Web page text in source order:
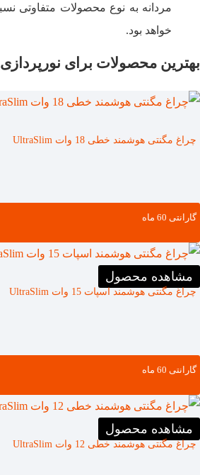
مردانه به نوع محصولات متفاوتی
خواهد بود.
بهترین محصولات برای
چراغ مگنتی هوشمند خطی 18 وات UltraSlim
مشاهده محصول
گارانتی ‌60 ماه
چراغ مگنتی هوشمند اسپات 15 وات UltraSlim
مشاهده محصول
گارانتی ‌60 ماه
چراغ مگنتی هوشمند خطی 12 وات UltraSlim